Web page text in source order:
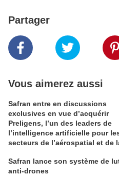
Partager
Vous aimerez aussi
Safran entre en discussions
exclusives en vue d’acquérir
Preligens, l’un des leaders de
l’intelligence artificielle pour
secteurs de l’aérospatial et de
Safran lance son système de
anti-drones